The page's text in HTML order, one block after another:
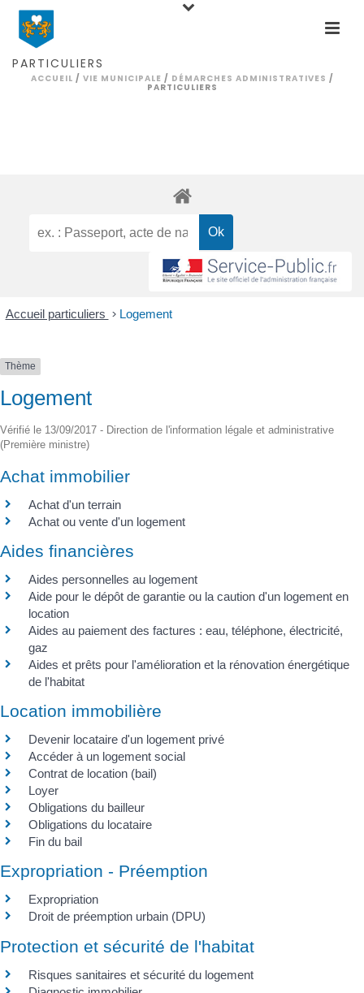
PARTICULIERS
ACCUEIL / VIE MUNICIPALE / DÉMARCHES ADMINISTRATIVES /
PARTICULIERS
Accueil particuliers > Logement
Thème
Logement
Vérifié le 13/09/2017 - Direction de l'information légale et administrative
(Première ministre)
Achat immobilier
Achat d'un terrain
Achat ou vente d'un logement
Aides financières
Aides personnelles au logement
Aide pour le dépôt de garantie ou la caution d'un logement en
location
Aides au paiement des factures : eau, téléphone, électricité,
gaz
Aides et prêts pour l'amélioration et la rénovation énergétique
de l'habitat
Location immobilière
Devenir locataire d'un logement privé
Accéder à un logement social
Contrat de location (bail)
Loyer
Obligations du bailleur
Obligations du locataire
Fin du bail
Expropriation - Préemption
Expropriation
Droit de préemption urbain (DPU)
Protection et sécurité de l'habitat
Risques sanitaires et sécurité du logement